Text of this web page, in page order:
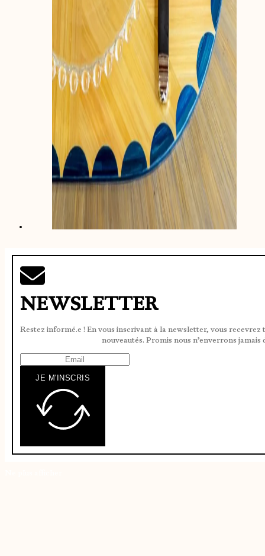
NEWSLETTER
Restez informé.e ! En vous inscrivant à la newsletter, vous
nouveautés. Promis nous n’enverrons jamais
JE M'INSCRIS